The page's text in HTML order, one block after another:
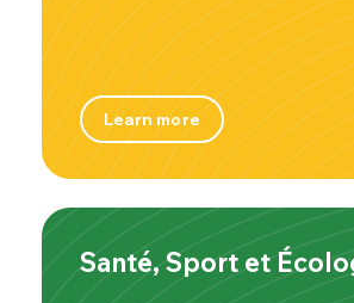
Learn more
Santé, Sport et